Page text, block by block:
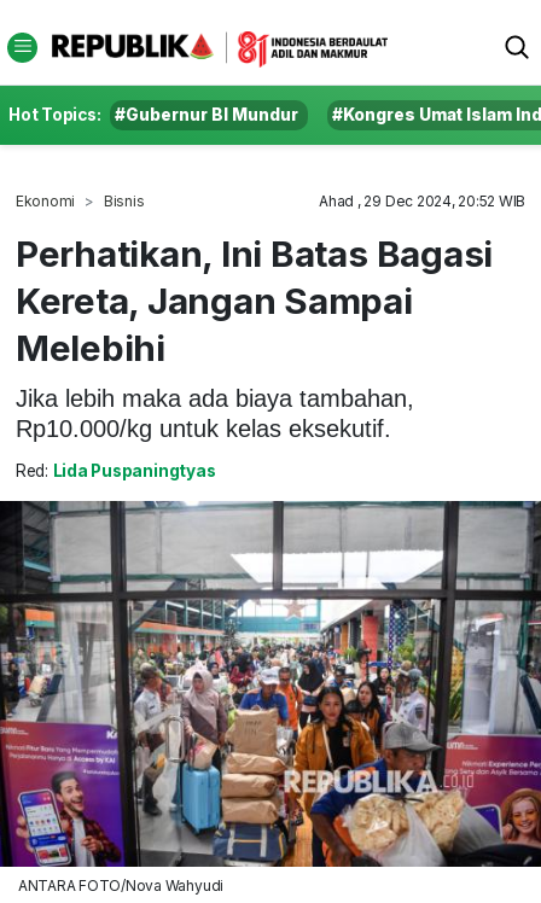
Hot Topics: #Gubernur BI Mundur #Kongres Umat Islam
Ekonomi Bisnis Ahad , 29 Dec 2024, 20:52 WIB
Perhatikan, Ini Batas Bagasi
Kereta, Jangan Sampai
Melebihi
Jika lebih maka ada biaya tambahan,
Rp10.000/kg untuk kelas eksekutif.
Red: Lida Puspaningtyas
ANTARA FOTO/Nova Wahyudi